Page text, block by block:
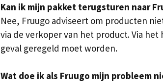
Kan ik mijn pakket terugsturen naar
Nee, Fruugo adviseert om producten
via de verkoper van het product. Via
geval geregeld moet worden.
Wat doe ik als Fruugo mijn probleem